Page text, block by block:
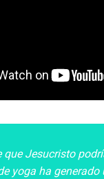
que Jesucristo
yoga ha generado